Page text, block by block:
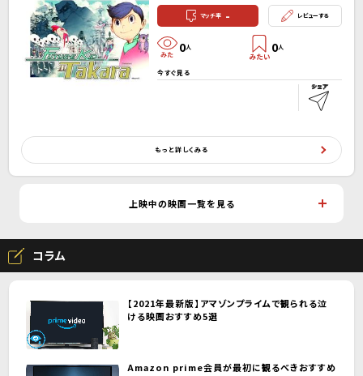
マッチ率 - レビューする
0人 0人
今すぐ見る
もっと詳しくみる
上映中の映画一覧を見る
コラム
【2021年最新版】アマゾンプライムで観られる泣
ける映画おすすめ5選
Amazon prime会員が最初に観るべきおすすめ